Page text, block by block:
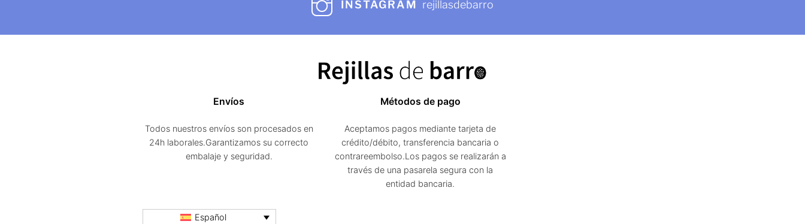
INSTAGRAM rejillasdebarro
Envíos
Todos nuestros envíos son procesados en
24h laborales.Garantizamos su correcto
embalaje y seguridad.
Métodos de pago
Aceptamos pagos mediante tarjeta de
crédito/débito, transferencia bancaria o
contrareembolso.Los pagos se realizarán a
través de una pasarela segura con la
entidad bancaria.
Español